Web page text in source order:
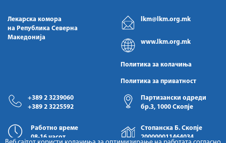
Лекарска комора
на Република Северна
Македонија
lkm@lkm.org.mk
www.lkm.org.mk
Политика за колачиња
Политика за приватност
+389 2 3239060
+389 2 3225592
Партизански одреди
бр.3, 1000 Скопје
Работно време
08-16 часот
Стопанска Б. Скопје
200000011464034